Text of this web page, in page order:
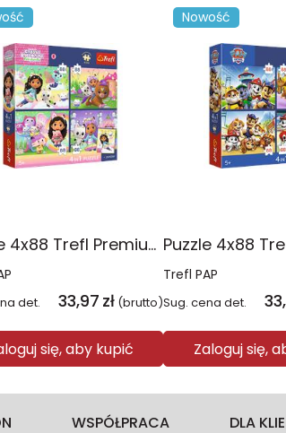
Puzzle 4x88 Trefl Premium Plus Kids Kocie harce Koci Domek Gabi 34694
det. 33,97 zł (brutto)
się, aby kupić
Nowość
Trefl PAP
Sug. cena det.
Zaloguj się,
WSPÓŁPRACA DLA